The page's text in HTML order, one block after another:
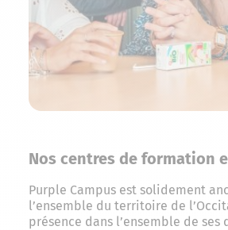
Nos centres de formation
Purple Campus est solidement
l’ensemble du territoire de
présence dans l’ensemble de ses